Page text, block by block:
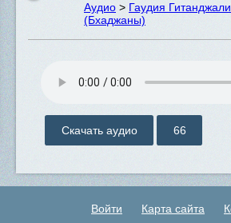
Аудио > Гаудия Гитанджали
(Бхаджаны)
Скачать аудио 66
Войти Карта сайта